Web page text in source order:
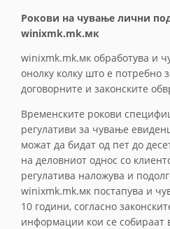
Рокови на чување лични
winixmk.mk.мк
winixmk.mk.мк обработува и
онолку колку што е потребно
договорните и законските
Временските рокови
регулативи за чување
можат да бидат од пет до
на деловниот однос со
регулатива наложува и
winixmk.mk.мк постапува и
10 години, согласно
информации кои се собираат